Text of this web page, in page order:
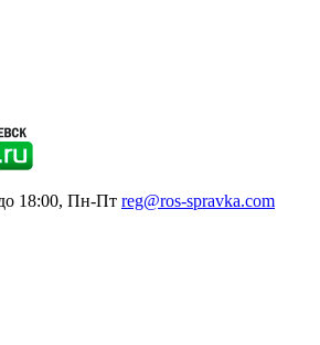
18:00, Пн-Пт reg@ros-spravka.com